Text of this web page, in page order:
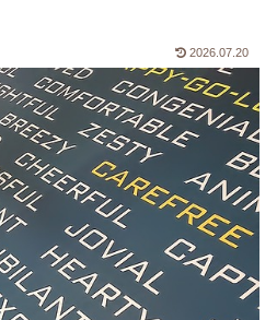
2026.07.20